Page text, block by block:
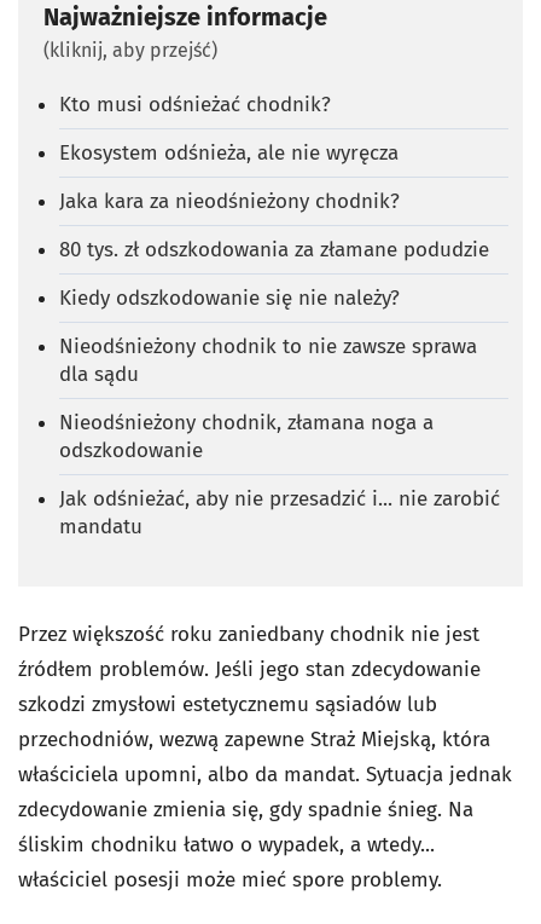
Najważniejsze informacje
(kliknij, aby przejść)
Kto musi odśnieżać chodnik?
Ekosystem odśnieża, ale nie wyręcza
Jaka kara za nieodśnieżony chodnik?
80 tys. zł odszkodowania za złamane podudzie
Kiedy odszkodowanie się nie należy?
Nieodśnieżony chodnik to nie zawsze sprawa
dla sądu
Nieodśnieżony chodnik, złamana noga a
odszkodowanie
Jak odśnieżać, aby nie przesadzić i... nie zarobić
mandatu
Przez większość roku zaniedbany chodnik nie jest
źródłem problemów. Jeśli jego stan zdecydowanie
szkodzi zmysłowi estetycznemu sąsiadów lub
przechodniów, wezwą zapewne Straż Miejską, która
właściciela upomni, albo da mandat. Sytuacja jednak
zdecydowanie zmienia się, gdy spadnie śnieg. Na
śliskim chodniku łatwo o wypadek, a wtedy...
właściciel posesji może mieć spore problemy.